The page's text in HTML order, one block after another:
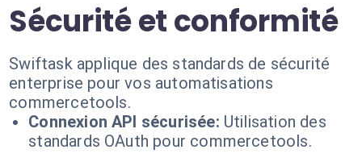
Sécurité et conformité
Swiftask applique des standards de sécurité
enterprise pour vos automatisations
commercetools.
Connexion API sécurisée: Utilisation des
standards OAuth pour commercetools.